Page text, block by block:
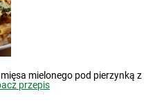
mielonego pod pierzynką z
przepis